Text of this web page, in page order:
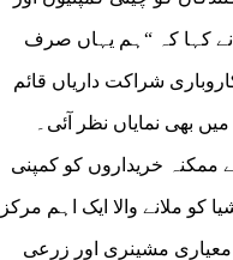
نے کہا کہ “ہم یہاں صرف
شراکت داریاں قائم
بھی نمایاں نظر آئی۔
ممکنہ خریداروں کو کمپنی
کو ملانے والا ایک اہم مرکز
معیاری مشینری اور زرعی